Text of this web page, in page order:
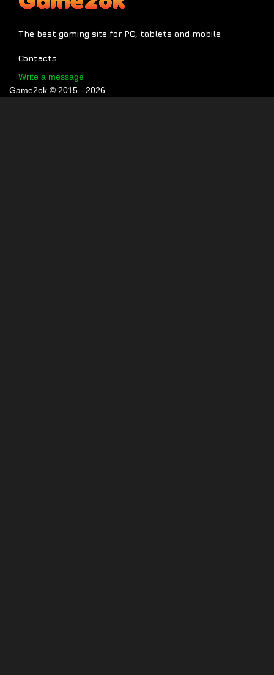
The best gaming site for PC, tablets and mobile
Contacts
Write a message
Game2ok © 2015 - 2026